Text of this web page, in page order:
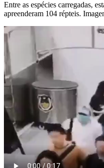
Entre as espécies carregadas,
apreenderam 104 répteis.